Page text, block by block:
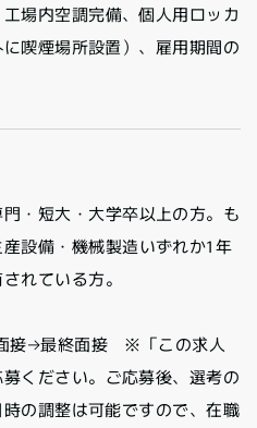
場内空調完備、個人用ロッカ
喫煙場所設置）、雇用期間の
・短大・大学卒以上の方。も
設備・機械製造いずれか1年
れている方。
接→最終面接 ※「この求人
ください。ご応募後、選考の
の調整は可能ですので、在職